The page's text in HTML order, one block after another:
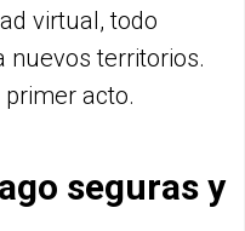
virtual, todo
nuevos territorios.
acto.
seguras y